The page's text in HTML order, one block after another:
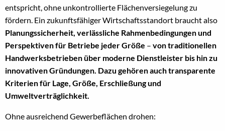
entspricht, ohne unkontrollierte Flächenversiegelung zu
fördern. Ein zukunftsfähiger Wirtschaftsstandort braucht also
Planungssicherheit, verlässliche Rahmenbedingungen und
Perspektiven für Betriebe jeder Größe – von traditionellen
Handwerksbetrieben über moderne Dienstleister bis hin zu
innovativen Gründungen. Dazu gehören auch transparente
Kriterien für Lage, Größe, Erschließung und
Umweltverträglichkeit.
Ohne ausreichend Gewerbeflächen drohen: